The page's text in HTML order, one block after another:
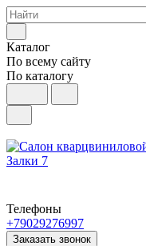
Каталог
По всему сайту
По каталогу
Телефоны
+79029276997
Заказать звонок